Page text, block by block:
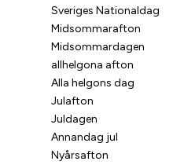
Sveriges Nationaldag
Midsommarafton
Midsommardagen
allhelgona afton
Alla helgons dag
Julafton
Juldagen
Annandag jul
Nyårsafton